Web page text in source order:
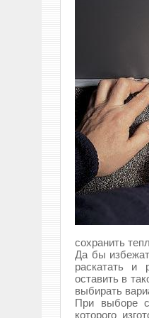
сохранить
Да бы
раскатать и
оставить в
выбирать
При выборе
которого